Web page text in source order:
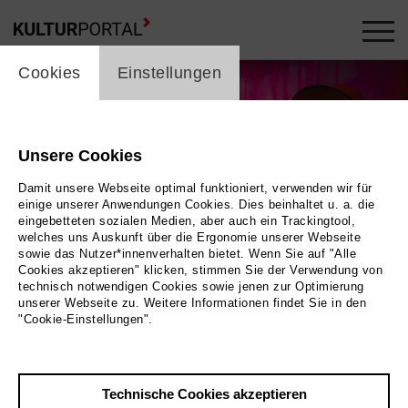
cookie_layer
Cookies Einstellungen
Unsere Cookies
Damit unsere Webseite optimal funktioniert, verwenden wir für
einige unserer Anwendungen Cookies. Dies beinhaltet u. a. die
eingebetteten sozialen Medien, aber auch ein Trackingtool,
welches uns Auskunft über die Ergonomie unserer Webseite
sowie das Nutzer*innenverhalten bietet. Wenn Sie auf "Alle
Cookies akzeptieren" klicken, stimmen Sie der Verwendung von
technisch notwendigen Cookies sowie jenen zur Optimierung
unserer Webseite zu. Weitere Informationen findet Sie in den
"Cookie-Einstellungen".
Technische Cookies akzeptieren